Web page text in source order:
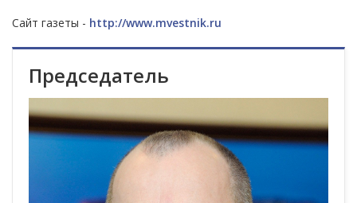
Сайт газеты - http://www.mvestnik.ru
Председатель